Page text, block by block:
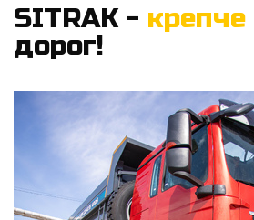
SITRAK - крепче
дорог!